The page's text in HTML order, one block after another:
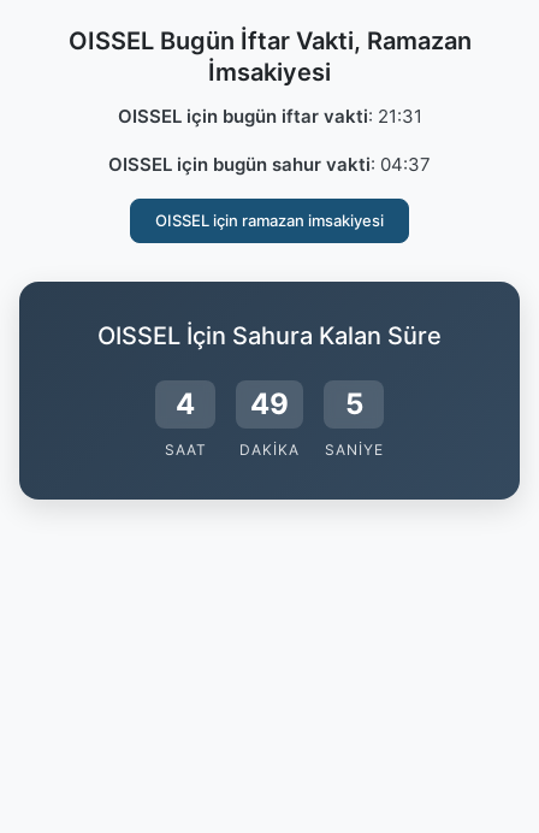
OISSEL Bugün İftar Vakti, Ramazan
İmsakiyesi
OISSEL için bugün iftar vakti: 21:31
OISSEL için bugün sahur vakti: 04:37
OISSEL için ramazan imsakiyesi
OISSEL İçin Sahura Kalan Süre
4
SAAT
49
DAKIKA
4
SANIYE